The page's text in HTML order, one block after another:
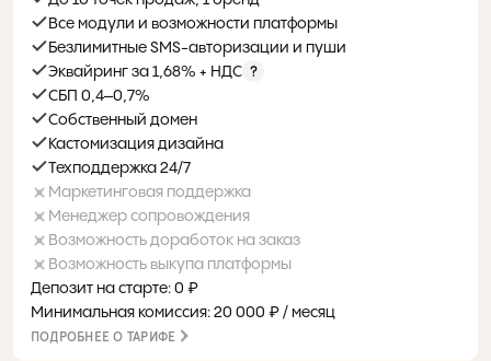
Все модули и возможности платформы
Безлимитные SMS-авторизации и пуши
Эквайринг за 1,68% + НДС
СБП 0,4–0,7%
Собственный домен
Кастомизация дизайна
Техподдержка 24/7
Маркетинговая поддержка
Менеджер сопровождения
Возможность доработок на заказ
Возможность выкупа платформы
Депозит на старте: 0 ₽
Минимальная комиссия: 20 000 ₽ / месяц
ПОДРОБНЕЕ О ТАРИФЕ